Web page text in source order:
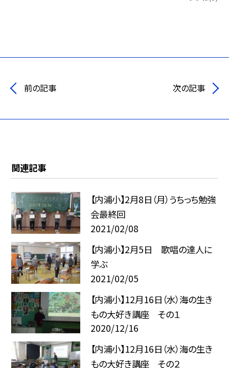
前の記事 次の記事
関連記事
【内浦小】2月8日（月）うちっち勉強
会最終回
2021/02/08
【内浦小】2月5日 歌唱の達人に
学ぶ
2021/02/05
【内浦小】12月16日（水）海の生き
もの大好き講座 その１
2020/12/16
【内浦小】12月16日（水）海の生き
もの大好き講座 その２